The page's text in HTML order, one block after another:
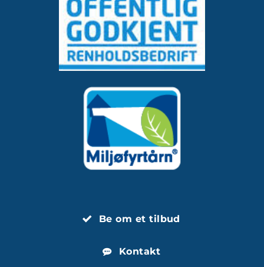
Be om et tilbud
Kontakt